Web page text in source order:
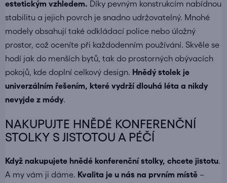
estetickým vzhledem. Díky pevným konstrukcím nabídnou
stabilitu a jejich povrch je snadno udržovatelný. Mnohé
modely obsahují také odkládací police nebo úložný
prostor, což oceníte při každodenním používání. Skvěle se
hodí jak do menších bytů, tak do prostorných obývacích
pokojů, kde doplní celkový design. Hnědý stolek je
univerzálním řešením, které vydrží dlouhá léta a nikdy
nevyjde z módy.
NAKUPUJTE HNĚDÉ KONFERENČNÍ
STOLKY S JISTOTOU A PÉČÍ
Když nakupujete hnědé konferenční stolky, chcete jistotu.
A my vám ji dáme. Kvalita je u nás na prvním místě –